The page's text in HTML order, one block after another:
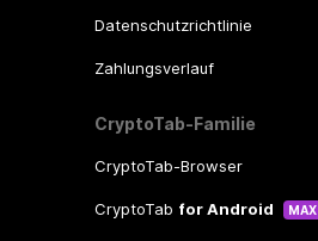
Datenschutzrichtlinie
Zahlungsverlauf
CryptoTab-Familie
CryptoTab-Browser
CryptoTab for Android MAX